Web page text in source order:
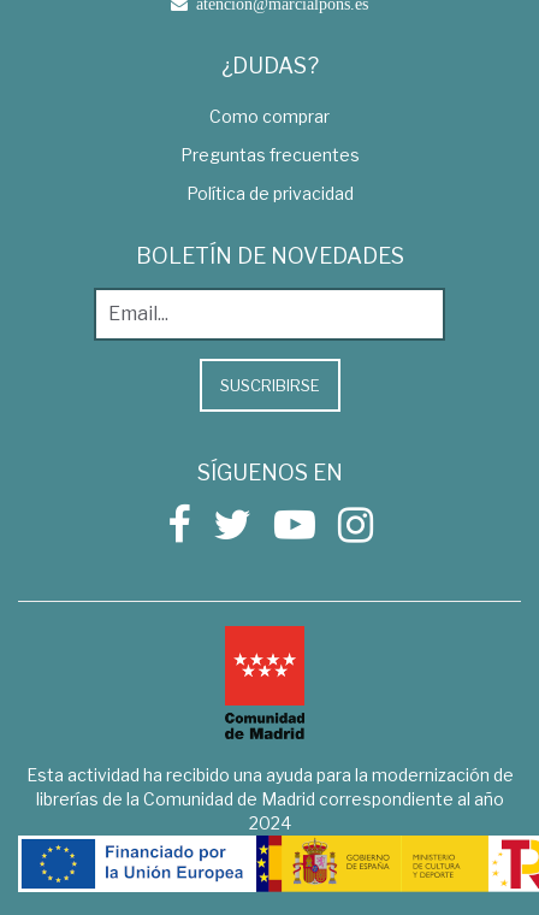
atencion@marcialpons.es
¿DUDAS?
Como comprar
Preguntas frecuentes
Política de privacidad
BOLETÍN DE NOVEDADES
SUSCRIBIRSE
SÍGUENOS EN
Esta actividad ha recibido una ayuda para la modernización de
librerías de la Comunidad de Madrid correspondiente al año
2024